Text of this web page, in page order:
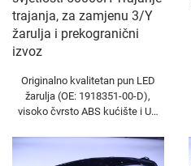
Originalno kvalitetan pun LED
žarulja (OE: 1918351-00-D),
visoko čvrsto ABS kućište i UV
širok spektar svjetlosti 50000H
Trajanje trajanja, za zamjenu 3/Y